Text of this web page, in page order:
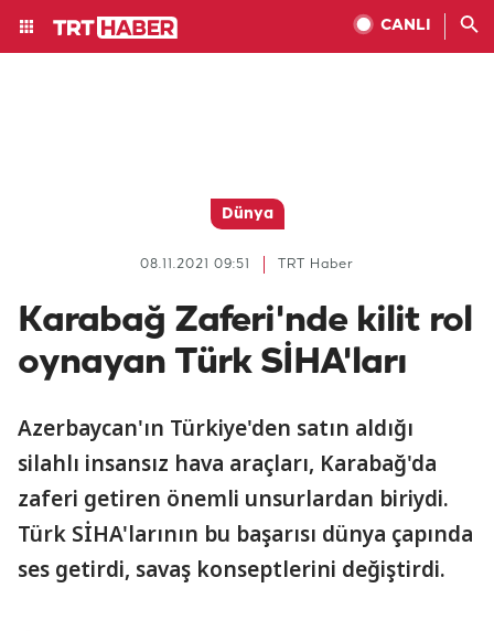
CANLI
Dünya
TRT Haber
08.11.2021 09:51
Karabağ Zaferi'nde kilit rol
oynayan Türk SİHA'ları
Azerbaycan'ın Türkiye'den satın aldığı
silahlı insansız hava araçları, Karabağ'da
zaferi getiren önemli unsurlardan biriydi.
Türk SİHA'larının bu başarısı dünya çapında
ses getirdi, savaş konseptlerini değiştirdi.